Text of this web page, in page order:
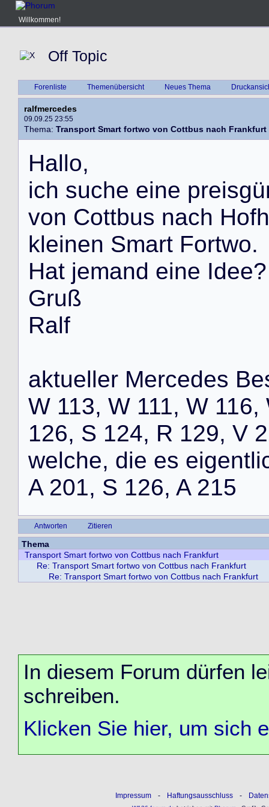
Willkommen!
Off Topic
Forenliste Themenübersicht Neues Thema
ralfmercedes
09.09.25 23:55
Thema: Transport Smart fortwo von Cottbus nach Frankfurt
Hallo,
ich suche eine preisgü
von Cottbus nach Hofh
kleinen Smart Fortwo.
Hat jemand eine Idee?
Gruß
Ralf
aktueller Mercedes Be
W 113, W 111, W 116,
126, S 124, R 129, V 2
welche, die es eigentli
A 201, S 126, A 215
Antworten Zitieren
Thema
Transport Smart fortwo von Cottbus nach Frankfurt
Re: Transport Smart fortwo von Cottbus nach Frankfurt
Re: Transport Smart fortwo von Cottbus nach Frankfurt
In diesem Forum dürfen
schreiben.
Klicken Sie hier, um sich
Impressum - Haftungsausschluss -